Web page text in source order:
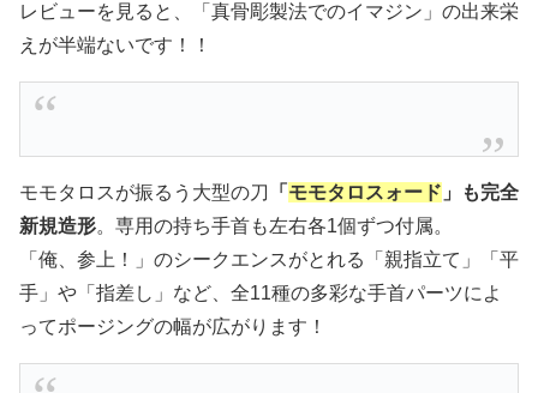
レビューを見ると、「真骨彫製法でのイマジン」の出来栄
えが半端ないです！！
モモタロスが振るう大型の刀 「 モモタロスォード 」も完全
新規造形。専用の持ち手首も左右各1個ずつ付属。
「俺、参上！」のシークエンスがとれる「親指立て」「平
手」や「指差し」など、全11種の多彩な手首パーツによ
ってポージングの幅が広がります！